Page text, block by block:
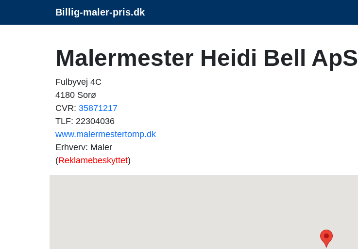
Billig-maler-pris.dk
Malermester Heidi Bell ApS
Fulbyvej 4C
4180 Sorø
CVR: 35871217
TLF: 22304036
www.malermestertomp.dk
Erhverv: Maler
(Reklamebeskyttet)